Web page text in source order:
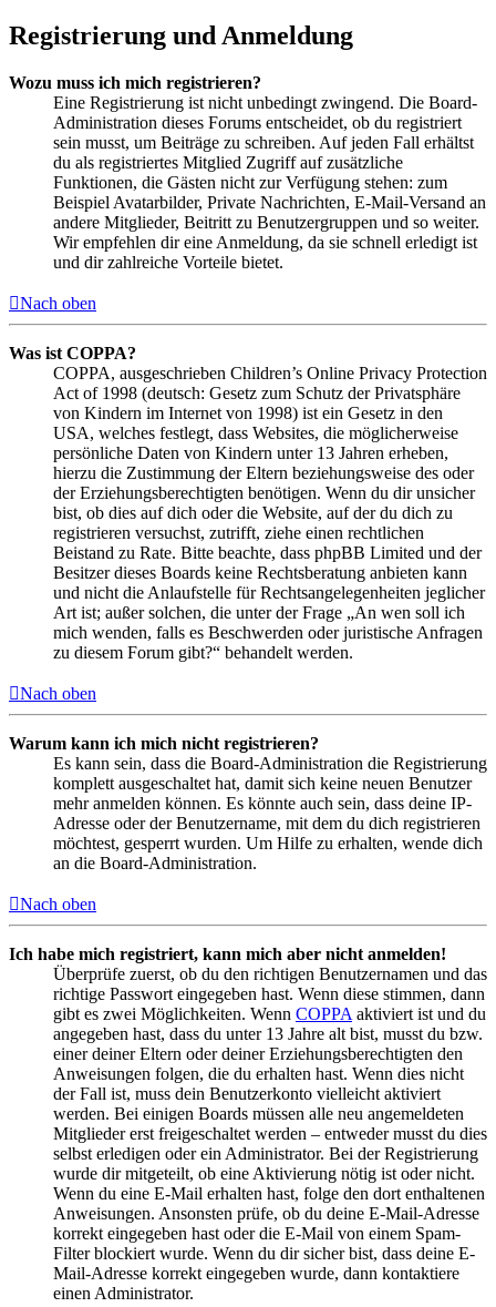
Registrierung und Anmeldung
Wozu muss ich mich registrieren?
Eine Registrierung ist nicht unbedingt zwingend. Die Board-
Administration dieses Forums entscheidet, ob du registriert
sein musst, um Beiträge zu schreiben. Auf jeden Fall erhältst
du als registriertes Mitglied Zugriff auf zusätzliche
Funktionen, die Gästen nicht zur Verfügung stehen: zum
Beispiel Avatarbilder, Private Nachrichten, E-Mail-Versand an
andere Mitglieder, Beitritt zu Benutzergruppen und so weiter.
Wir empfehlen dir eine Anmeldung, da sie schnell erledigt ist
und dir zahlreiche Vorteile bietet.
Nach oben
Was ist COPPA?
COPPA, ausgeschrieben Children’s Online Privacy Protection
Act of 1998 (deutsch: Gesetz zum Schutz der Privatsphäre
von Kindern im Internet von 1998) ist ein Gesetz in den
USA, welches festlegt, dass Websites, die möglicherweise
persönliche Daten von Kindern unter 13 Jahren erheben,
hierzu die Zustimmung der Eltern beziehungsweise des oder
der Erziehungsberechtigten benötigen. Wenn du dir unsicher
bist, ob dies auf dich oder die Website, auf der du dich zu
registrieren versuchst, zutrifft, ziehe einen rechtlichen
Beistand zu Rate. Bitte beachte, dass phpBB Limited und der
Besitzer dieses Boards keine Rechtsberatung anbieten kann
und nicht die Anlaufstelle für Rechtsangelegenheiten jeglicher
Art ist; außer solchen, die unter der Frage „An wen soll ich
mich wenden, falls es Beschwerden oder juristische Anfragen
zu diesem Forum gibt?“ behandelt werden.
Nach oben
Warum kann ich mich nicht registrieren?
Es kann sein, dass die Board-Administration die Registrierung
komplett ausgeschaltet hat, damit sich keine neuen Benutzer
mehr anmelden können. Es könnte auch sein, dass deine IP-
Adresse oder der Benutzername, mit dem du dich registrieren
möchtest, gesperrt wurden. Um Hilfe zu erhalten, wende dich
an die Board-Administration.
Nach oben
Ich habe mich registriert, kann mich aber nicht anmelden!
Überprüfe zuerst, ob du den richtigen Benutzernamen und das
richtige Passwort eingegeben hast. Wenn diese stimmen, dann
gibt es zwei Möglichkeiten. Wenn COPPA aktiviert ist und du
angegeben hast, dass du unter 13 Jahre alt bist, musst du bzw.
einer deiner Eltern oder deiner Erziehungsberechtigten den
Anweisungen folgen, die du erhalten hast. Wenn dies nicht
der Fall ist, muss dein Benutzerkonto vielleicht aktiviert
werden. Bei einigen Boards müssen alle neu angemeldeten
Mitglieder erst freigeschaltet werden – entweder musst du dies
selbst erledigen oder ein Administrator. Bei der Registrierung
wurde dir mitgeteilt, ob eine Aktivierung nötig ist oder nicht.
Wenn du eine E-Mail erhalten hast, folge den dort enthaltenen
Anweisungen. Ansonsten prüfe, ob du deine E-Mail-Adresse
korrekt eingegeben hast oder die E-Mail von einem Spam-
Filter blockiert wurde. Wenn du dir sicher bist, dass deine E-
Mail-Adresse korrekt eingegeben wurde, dann kontaktiere
einen Administrator.